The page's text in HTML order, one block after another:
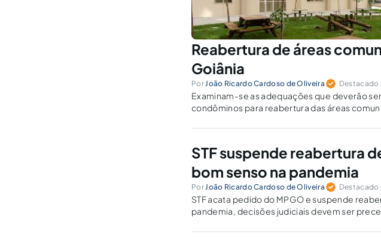
Reabertura de áreas
Goiânia
PorJoão Ricardo Cardoso de Oliveira Destacado
Examinam-se as adequações que deverão
condôminos para reabertura das áreas
STF suspende reabertura
bom senso na pandemia
PorJoão Ricardo Cardoso de Oliveira Destacado
STF acata pedido do MPGO e suspende
pandemia, decisões judiciais devem ser